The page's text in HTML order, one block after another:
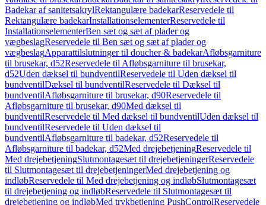
Badekar af sanitetsakrylRektangulære badekarReservedele til
Rektangulære badekarInstallationselementerReservedele til
InstallationselementerBen sæt og sæt af plader og
vægbeslagReservedele til Ben sæt og sæt af plader og
vægbeslagApparattilslutninger til doucher & badekarAfløbsgarniture
til brusekar, d52Reservedele til Afløbsgarniture til brusekar,
d52Uden dæksel til bundventilReservedele til Uden dæksel til
bundventilDæksel til bundventilReservedele til Dæksel til
bundventilAfløbsgarniture til brusekar, d90Reservedele til
Afløbsgarniture til brusekar, d90Med dæksel til
bundventilReservedele til Med dæksel til bundventilUden dæksel til
bundventilReservedele til Uden dæksel til
bundventilAfløbsgarniture til badekar, d52Reservedele til
Afløbsgarniture til badekar, d52Med drejebetjeningReservedele til
Med drejebetjeningSlutmontagesæt til drejebetjeningerReservedele
til Slutmontagesæt til drejebetjeningerMed drejebetjening og
indløbReservedele til Med drejebetjening og indløbSlutmontagesæt
til drejebetjening og indløbReservedele til Slutmontagesæt til
drejebetjening og indløbMed trykbetjening PushControlReservedele